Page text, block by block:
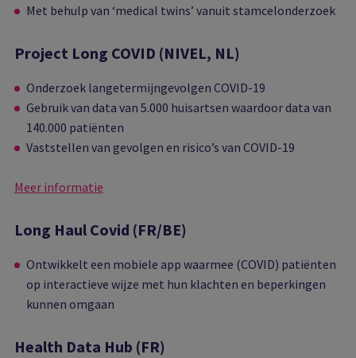
Met behulp van ‘medical twins’ vanuit stamcelonderzoek
Project Long COVID (NIVEL, NL)
Onderzoek langetermijngevolgen COVID-19
Gebruik van data van 5.000 huisartsen waardoor data van
140.000 patiënten
Vaststellen van gevolgen en risico’s van COVID-19
Meer informatie
Long Haul Covid (FR/BE)
Ontwikkelt een mobiele app waarmee (COVID) patiënten
op interactieve wijze met hun klachten en beperkingen
kunnen omgaan
Health Data Hub (FR)